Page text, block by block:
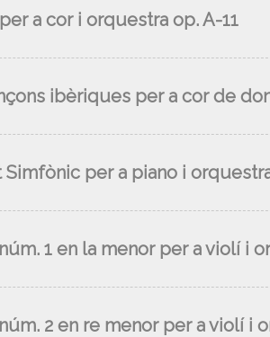
a cor i orquestra op. A-11
ibèriques per a cor de
Simfònic per a piano i
1 en la menor per a violí i
2 en re menor per a violí i